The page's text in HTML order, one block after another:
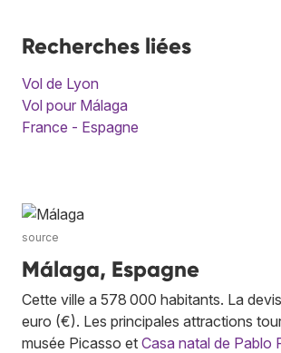
Recherches liées
Vol de Lyon
Vol pour Málaga
France - Espagne
source
Málaga, Espagne
Cette ville a 578 000 habitants. La
euro (€). Les principales attractions
musée Picasso et Casa natal de Pablo